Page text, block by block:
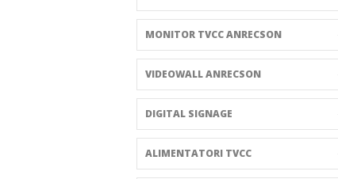
MONITOR TVCC ANRECSON
VIDEOWALL ANRECSON
DIGITAL SIGNAGE
ALIMENTATORI TVCC